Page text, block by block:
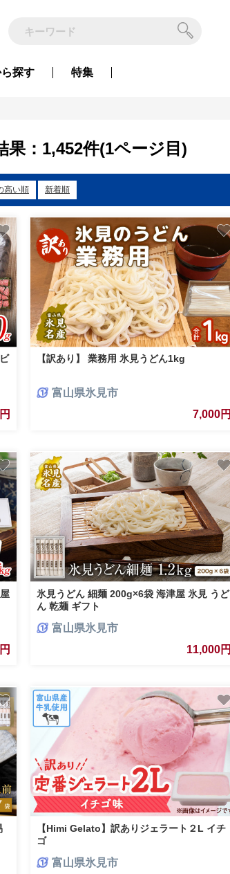
探す 特集
果：1,452件(1ページ目)
高い順 新着順
【訳あり】 業務用 氷見うどん1kg
富山県氷見市
7,000円
氷見うどん 細麺 200g×6袋 海津屋 氷見 うど
ん 乾麺 ギフト
富山県氷見市
11,000円
【Himi Gelato】訳ありジェラート２L イチ
ゴ
富山県氷見市